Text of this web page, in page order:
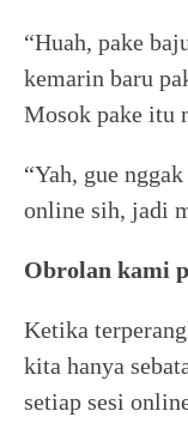
“Huah, pake
kemarin baru
Mosok pake itu
“Yah, gue
online sih, jadi
Obrolan kami
Ketika
kita hanya
setiap sesi